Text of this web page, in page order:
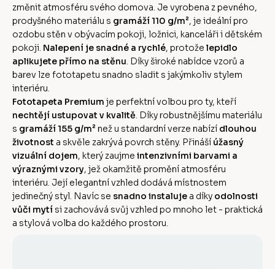
změnit atmosféru svého domova. Je vyrobena z pevného,
prodyšného materiálu s gramáží 110 g/m², je ideální pro
ozdobu stěn v obývacím pokoji, ložnici, kanceláři i dětském
pokoji. Nalepení je snadné a rychlé, protože lepidlo
aplikujete přímo na stěnu . Díky široké nabídce vzorů a
barev lze fototapetu snadno sladit s jakýmkoliv stylem
interiéru.
Fototapeta Premium je perfektní volbou pro ty, kteří
nechtějí ustupovat v kvalitě . Díky robustnějšímu materiálu
s gramáží 155 g/m² než u standardní verze nabízí dlouhou
životnost a skvěle zakrývá povrch stěny. Přináší úžasný
vizuální dojem, který zaujme intenzivními barvami a
výraznými vzory, jež okamžitě promění atmosféru
interiéru. Její elegantní vzhled dodává místnostem
jedinečný styl. Navíc se snadno instaluje a díky odolnosti
vůči mytí si zachovává svůj vzhled po mnoho let - praktická
a stylová volba do každého prostoru.